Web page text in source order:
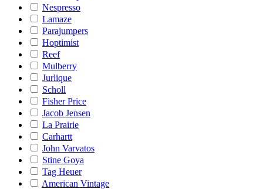
Nespresso
Lamaze
Parajumpers
Hoptimist
Reef
Mulberry
Jurlique
Scholl
Fisher Price
Jacob Jensen
La Prairie
Carhartt
John Varvatos
Stine Goya
Tag Heuer
American Vintage